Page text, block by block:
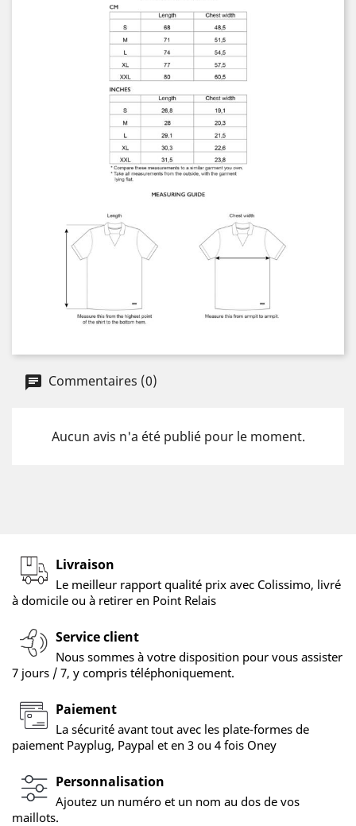
Commentaires (0)
Aucun avis n'a été publié pour le moment.
Livraison
Le meilleur rapport qualité prix avec Colissimo, livré
à domicile ou à retirer en Point Relais
Service client
Nous sommes à votre disposition pour vous assister
7 jours / 7, y compris téléphoniquement.
Paiement
La sécurité avant tout avec les plate-formes de
paiement Payplug, Paypal et en 3 ou 4 fois Oney
Personnalisation
Ajoutez un numéro et un nom au dos de vos
maillots.